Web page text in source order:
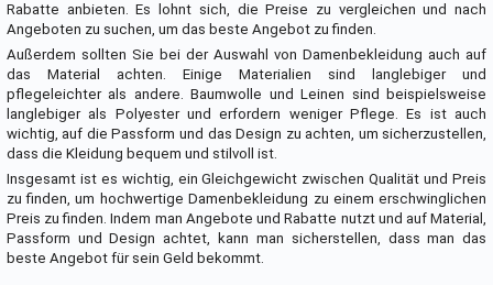
Rabatte anbieten. Es lohnt sich, die Preise zu vergleichen und nach
Angeboten zu suchen, um das beste Angebot zu finden.
Außerdem sollten Sie bei der Auswahl von Damenbekleidung auch auf
das Material achten. Einige Materialien sind langlebiger und
pflegeleichter als andere. Baumwolle und Leinen sind beispielsweise
langlebiger als Polyester und erfordern weniger Pflege. Es ist auch
wichtig, auf die Passform und das Design zu achten, um sicherzustellen,
dass die Kleidung bequem und stilvoll ist.
Insgesamt ist es wichtig, ein Gleichgewicht zwischen Qualität und Preis
zu finden, um hochwertige Damenbekleidung zu einem erschwinglichen
Preis zu finden. Indem man Angebote und Rabatte nutzt und auf Material,
Passform und Design achtet, kann man sicherstellen, dass man das
beste Angebot für sein Geld bekommt.